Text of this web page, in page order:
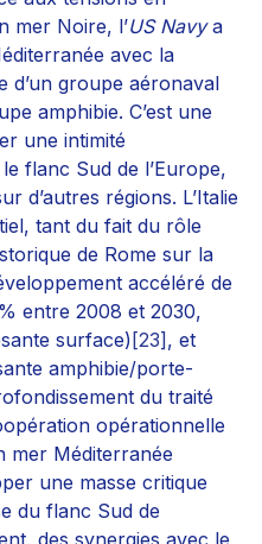
mer Noire, l’US Navya
avec la
d’un groupe aéronaval
amphibie. C’est une
une intimité
flanc Sud de l’Europe,
d’autres régions. L’Italie
tant du fait du rôle
de Rome sur la
accéléré de
entre 2008 et 2030,
surface)[23], et
amphibie/porte-
du traité
opérationnelle
mer Méditerranée
une masse critique
du flanc Sud de
des synergies avec le